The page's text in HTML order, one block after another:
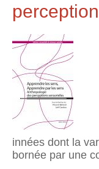
innées dont la
bornée par une